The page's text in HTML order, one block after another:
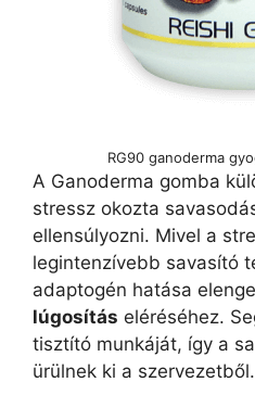
RG90 ganoderma
A Ganoderma gomba
stressz okozta
ellensúlyozni. Mivel a
legintenzívebb savasító
adaptogén hatása
lúgosítás eléréséhez.
tisztító munkáját, így a
ürülnek ki a szervezetből.